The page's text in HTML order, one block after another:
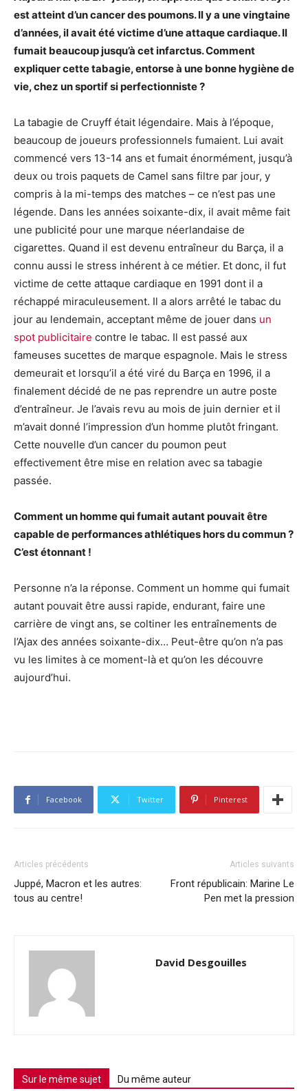
est atteint d’un cancer des poumons. Il y a une vingtaine
d’années, il avait été victime d’une attaque cardiaque. Il
fumait beaucoup jusqu’à cet infarctus. Comment
expliquer cette tabagie, entorse à une bonne hygiène de
vie, chez un sportif si perfectionniste ?
La tabagie de Cruyff était légendaire. Mais à l’époque,
beaucoup de joueurs professionnels fumaient. Lui avait
commencé vers 13-14 ans et fumait énormément, jusqu’à
deux ou trois paquets de Camel sans filtre par jour, y
compris à la mi-temps des matches – ce n’est pas une
légende. Dans les années soixante-dix, il avait même fait
une publicité pour une marque néerlandaise de
cigarettes. Quand il est devenu entraîneur du Barça, il a
connu aussi le stress inhérent à ce métier. Et donc, il fut
victime de cette attaque cardiaque en 1991 dont il a
réchappé miraculeusement. Il a alors arrêté le tabac du
jour au lendemain, acceptant même de jouer dans un
spot publicitaire contre le tabac. Il est passé aux
fameuses sucettes de marque espagnole. Mais le stress
demeurait et lorsqu’il a été viré du Barça en 1996, il a
finalement décidé de ne pas reprendre un autre poste
d’entraîneur. Je l’avais revu au mois de juin dernier et il
m’avait donné l’impression d’un homme plutôt fringant.
Cette nouvelle d’un cancer du poumon peut
effectivement être mise en relation avec sa tabagie
passée.
Comment un homme qui fumait autant pouvait être
capable de performances athlétiques hors du commun ?
C’est étonnant !
Personne n’a la réponse. Comment un homme qui fumait
autant pouvait être aussi rapide, endurant, faire une
carrière de vingt ans, se coltiner les entraînements de
l’Ajax des années soixante-dix… Peut-être qu’on n’a pas
vu les limites à ce moment-là et qu’on les découvre
aujourd’hui.
Facebook Twitter Pinterest
Articles précédents
Juppé, Macron et les autres:
tous au centre!
Articles suivants
Front républicain: Marine Le
Pen met la pression
David Desgouilles
Sur le même sujet Du même auteur